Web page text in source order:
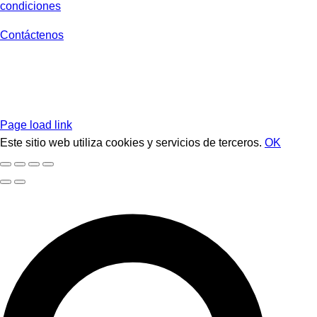
condiciones
Contáctenos
Page load link
Este sitio web utiliza cookies y servicios de terceros. OK